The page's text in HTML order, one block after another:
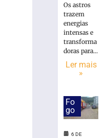
Samae
prepara
programação
especial
celebrar
anos
história
Os astros
trazem
energias
intensas e
transforma
doras para...
Ler mais
»
Fo
go
6 DE